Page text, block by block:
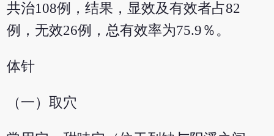
共治108例，结果，显效及有效者占82
例，无效26例，总有效率为75.9％。
体针
（一）取穴